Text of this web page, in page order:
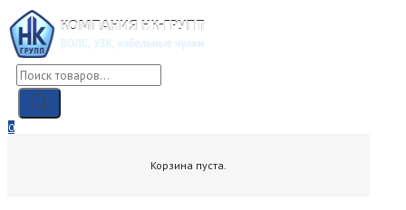
Skip
to
content
Поиск
товаров
0
Корзина пуста.